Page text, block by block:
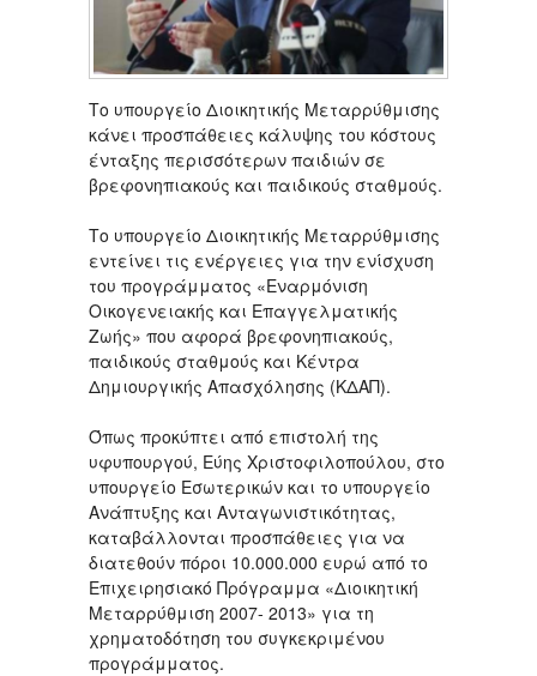
Το υπουργείο Διοικητικής Μεταρρύθμισης
κάνει προσπάθειες κάλυψης του κόστους
ένταξης περισσότερων παιδιών σε
βρεφονηπιακούς και παιδικούς σταθμούς.
Το υπουργείο Διοικητικής Μεταρρύθμισης
εντείνει τις ενέργειες για την ενίσχυση
του προγράμματος «Εναρμόνιση
Οικογενειακής και Επαγγελματικής
Ζωής» που αφορά βρεφονηπιακούς,
παιδικούς σταθμούς και Κέντρα
Δημιουργικής Απασχόλησης (ΚΔΑΠ).
Όπως προκύπτει από επιστολή της
υφυπουργού, Εύης Χριστοφιλοπούλου, στο
υπουργείο Εσωτερικών και το υπουργείο
Ανάπτυξης και Ανταγωνιστικότητας,
καταβάλλονται προσπάθειες για να
διατεθούν πόροι 10.000.000 ευρώ από το
Επιχειρησιακό Πρόγραμμα «Διοικητική
Μεταρρύθμιση 2007- 2013» για τη
χρηματοδότηση του συγκεκριμένου
προγράμματος.